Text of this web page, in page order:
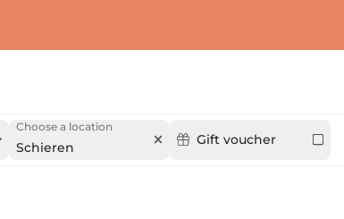
Choose a location
Schieren Gift voucher